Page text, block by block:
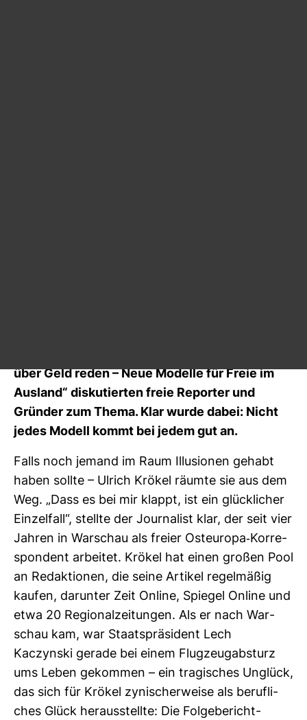
über Geld reden – Neue Modelle für Freie im
Aus­land“ dis­ku­tierten freie Reporter und
Gründer zum Thema. Klar wurde dabei: Nicht
jedes Modell kommt bei jedem gut an.
Falls noch jemand im Raum Illu­sionen gehabt
haben sollte – Ulrich Krökel räumte sie aus dem
Weg. „Dass es bei mir klappt, ist ein glück­li­cher
Ein­zel­fall“, stellte der Jour­na­list klar, der seit vier
Jahren in War­schau als freier Ost­eu­ropa-​Kor­re­
spon­dent arbeitet. Krökel hat einen großen Pool
an Redak­tionen, die seine Artikel regel­mäßig
kaufen, dar­unter Zeit Online, Spiegel Online und
etwa 20 Regio­nal­zei­tungen. Als er nach War­
schau kam, war Staats­prä­si­dent Lech
Kaczynski gerade bei einem Flug­zeug­ab­sturz
ums Leben gekommen – ein tra­gi­sches Unglück,
das sich für Krökel zyni­scher­weise als beruf­li­
ches Glück her­aus­stellte: Die Fol­ge­be­richt­